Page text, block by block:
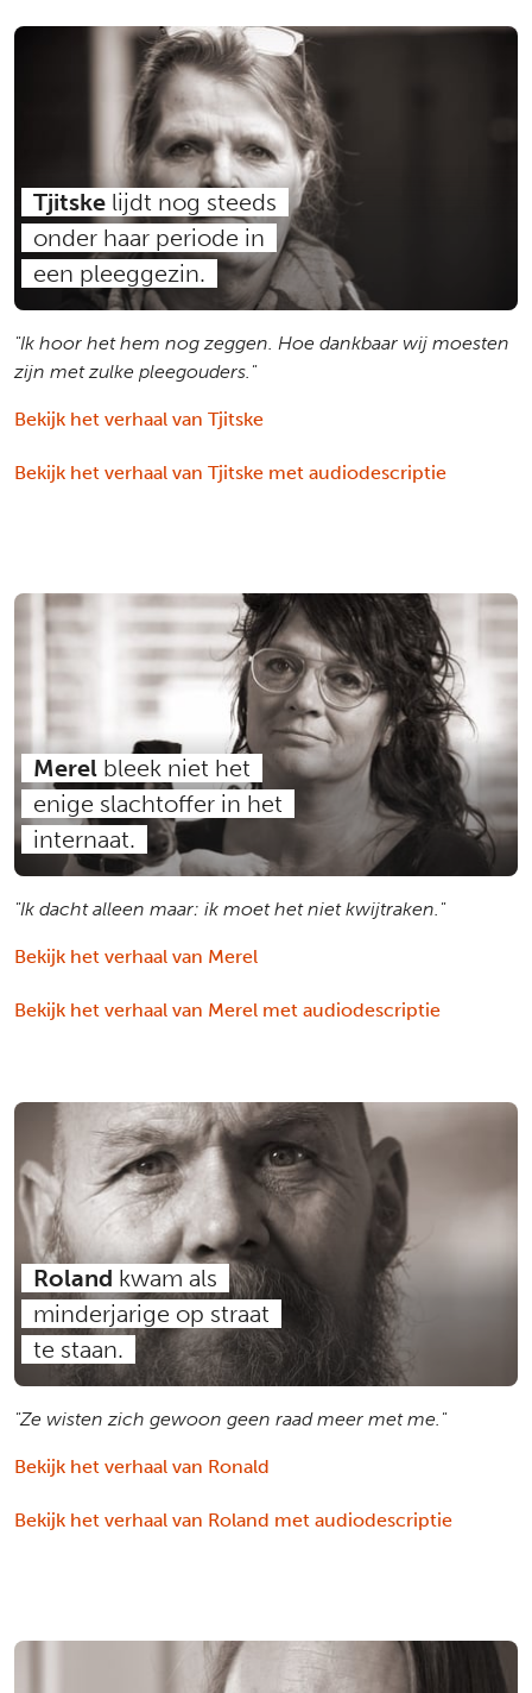
Tjitske lijdt nog steeds
onder haar periode in
een pleeggezin.
"Ik hoor het hem nog zeggen. Hoe dankbaar wij moesten
zijn met zulke pleegouders."
Bekijk het verhaal van Tjitske
Bekijk het verhaal van Tjitske met audiodescriptie
Merel bleek niet het
enige slachtoffer in het
internaat.
"Ik dacht alleen maar: ik moet het niet kwijtraken."
Bekijk het verhaal van Merel
Bekijk het verhaal van Merel met audiodescriptie
Roland kwam als
minderjarige op straat
te staan.
"Ze wisten zich gewoon geen raad meer met me."
Bekijk het verhaal van Ronald
Bekijk het verhaal van Roland met audiodescriptie